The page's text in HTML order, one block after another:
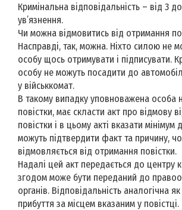
Кримінальна відповідальність – від 3
ув’язнення.
Чи можна відмовитись від отримання
Насправді, так, можна. Ніхто силою не
особу щось отримувати і підписувати.
особу не можуть посадити до
у військкомат.
В такому випадку уповноважена особа
повістки, має скласти акт про відмову
повістки і в цьому акті вказати мінімум
можуть підтвердити факт та причину,
відмовляється від отримання повістки.
Надалі цей акт передається до центру
згодом може бути переданий до
органів. Відповідальність аналогічна
прибуття за місцем вказаним у повістці.